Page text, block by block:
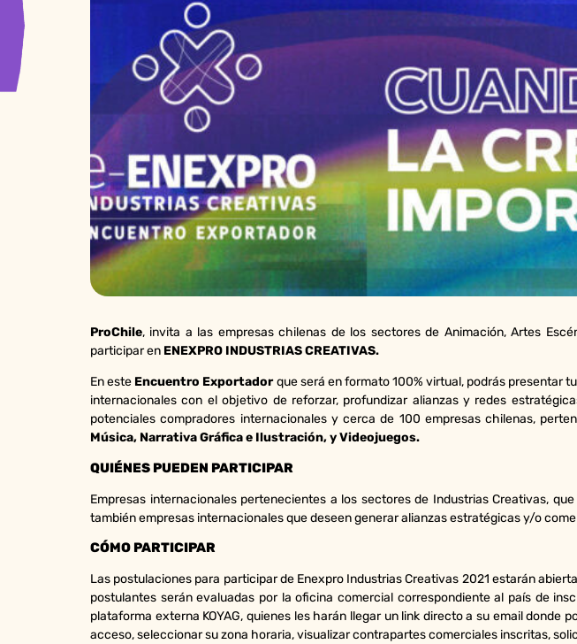
ProChile, invita a las empresas chilenas de los sectores de Animación, Artes
participar en ENEXPRO INDUSTRIAS CREATIVAS.
En este Encuentro Exportadorque será en formato 100% virtual, podrás presentar
internacionales con el objetivo de reforzar, profundizar alianzas y redes
potenciales compradores internacionales y cerca de 100 empresas chilenas,
Música, Narrativa Gráfica e Ilustración, y Videojuegos.
QUIÉNES PUEDEN PARTICIPAR
Empresas internacionales pertenecientes a los sectores de Industrias Creativas,
también empresas internacionales que deseen generar alianzas estratégicas y/o
CÓMO PARTICIPAR
Las postulaciones para participar de Enexpro Industrias Creativas 2021 estarán
postulantes serán evaluadas por la oficina comercial correspondiente al país de
plataforma externa KOYAG, quienes les harán llegar un link directo a su email
acceso, seleccionar su zona horaria, visualizar contrapartes comerciales inscritas,